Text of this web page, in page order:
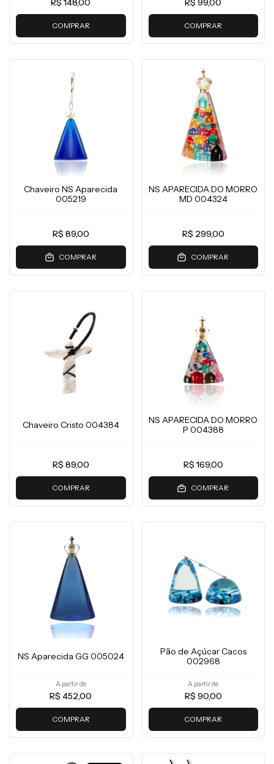
R$ 148,00
COMPRAR
R$ 99,00
COMPRAR
Chaveiro NS Aparecida
005219
R$ 89,00
COMPRAR
NS APARECIDA DO MORRO
MD 004324
R$ 299,00
COMPRAR
Chaveiro Cristo 004384
R$ 89,00
COMPRAR
NS APARECIDA DO MORRO
P 004388
R$ 169,00
COMPRAR
NS Aparecida GG 005024
A partir de
R$ 452,00
COMPRAR
Pão de Açúcar Cacos
002968
A partir de
R$ 90,00
COMPRAR